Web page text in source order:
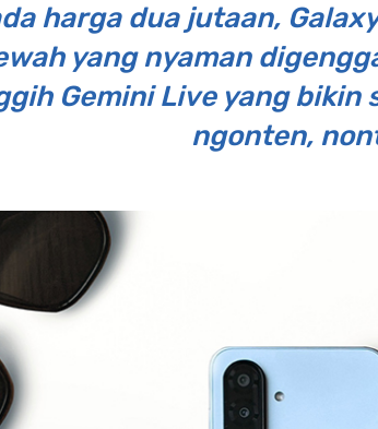
harga dua jutaan,
yang nyaman
Gemini Live yang
ngonten,